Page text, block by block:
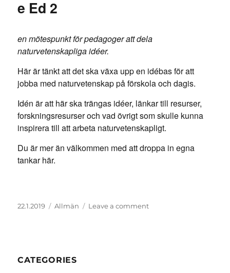
e Ed 2
en mötespunkt för pedagoger att dela
naturvetenskapliga idéer.
Här är tänkt att det ska växa upp en idébas för att
jobba med naturvetenskap på förskola och dagis.
Idén är att här ska trängas idéer, länkar till resurser,
forskningsresurser och vad övrigt som skulle kunna
inspirera till att arbeta naturvetenskapligt.
Du är mer än välkommen med att droppa in egna
tankar här.
Posted
22.1.2019 Categories
Allmän Leave a commenton
CATEGORIES